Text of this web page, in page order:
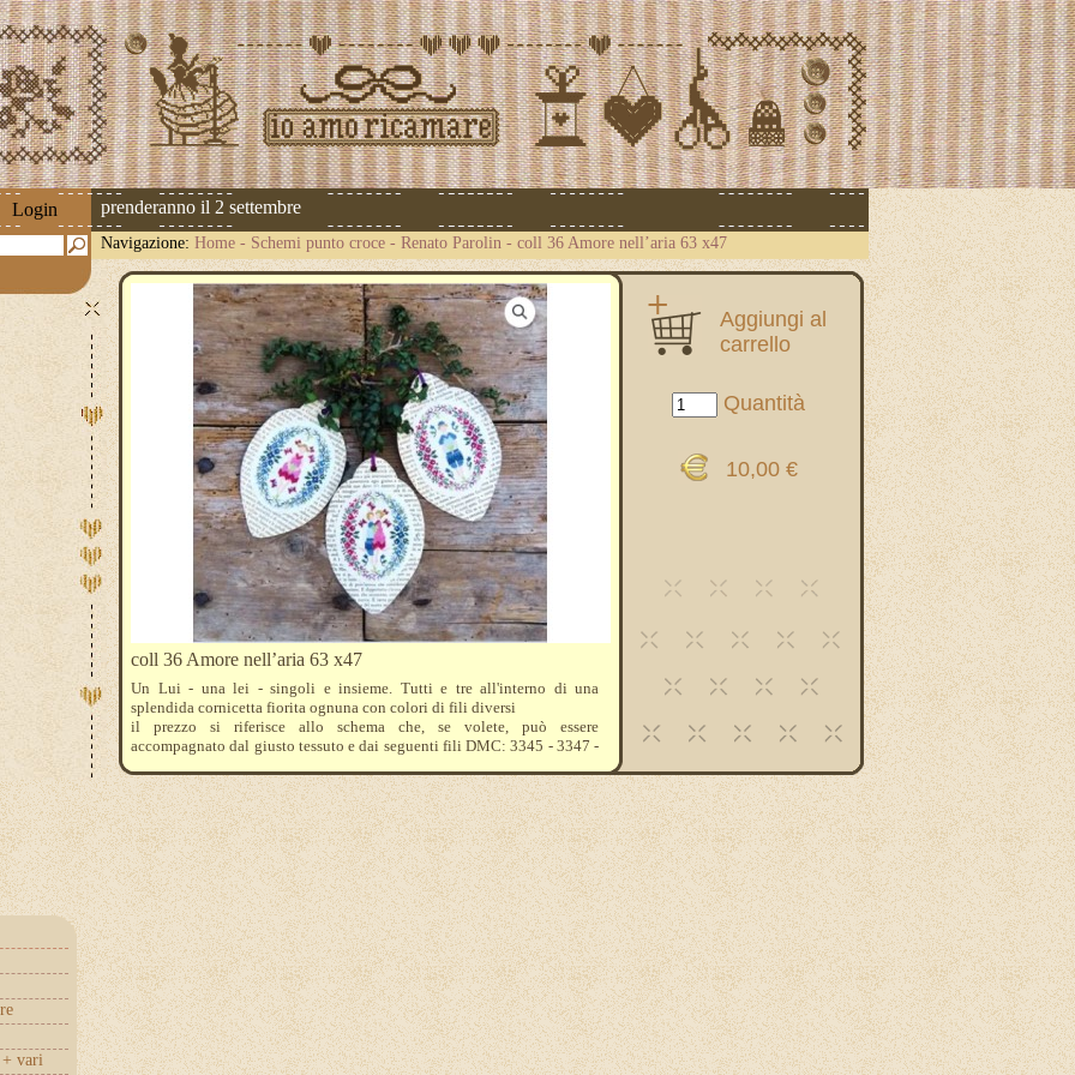
Login riprenderanno il 2 settembre
Navigazione: Home - Schemi punto croce - Renato Parolin - coll 36 Amore nell’aria 63 x47
+ vari
Aggiungi al
carrello
Quantità
10,00 €
coll 36 Amore nell’aria 63 x47
Un Lui - una lei - singoli e insieme. Tutti e tre all'interno di una
splendida cornicetta fiorita ognuna con colori di fili diversi
il prezzo si riferisce allo schema che, se volete, può essere
accompagnato dal giusto tessuto e dai seguenti fili DMC: 3345 - 3347 -